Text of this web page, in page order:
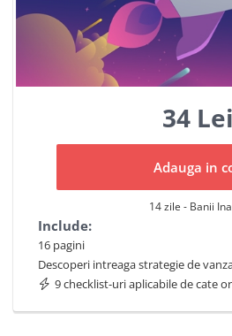
34 Lei
Adauga in
14 zile - Banii
Include:
16 pagini
Descoperi intreaga strategie de
9 checklist-uri aplicabile de cate